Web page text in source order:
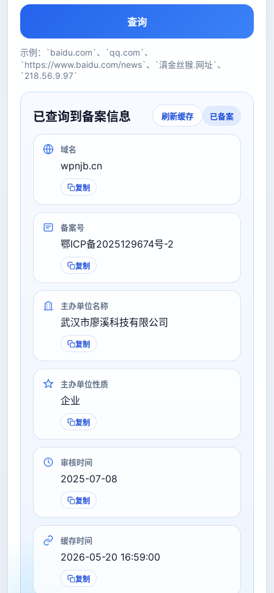
查询
示例：`baidu.com`、`qq.com`、
`https://www.baidu.com/news`、`滇金丝猴.网址`、
`218.56.9.97`
已查询到备案信息 刷新缓存 已备案
域名
wpnjb.cn
复制
备案号
鄂ICP备2025129674号-2
复制
主办单位名称
武汉市廖溪科技有限公司
复制
主办单位性质
企业
复制
审核时间
2025-07-08
复制
缓存时间
2026-05-20 16:59:00
复制